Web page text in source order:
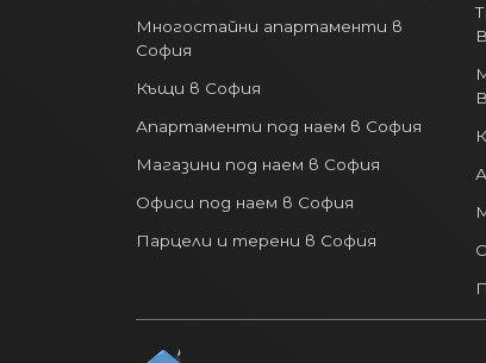
Многостайни апартаменти в
София
Къщи в София
Апартаменти под наем в София
Магазини под наем в София
Офиси под наем в София
Парцели и терени в София